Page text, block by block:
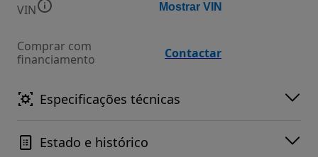
VIN Mostrar VIN
Comprar com
financiamento
Contactar
Especificações técnicas
Estado e histórico